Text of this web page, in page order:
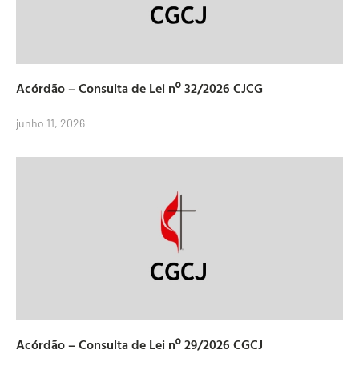
Acórdão – Consulta de Lei nº 32/2026 CJCG
junho 11, 2026
Acórdão – Consulta de Lei nº 29/2026 CGCJ